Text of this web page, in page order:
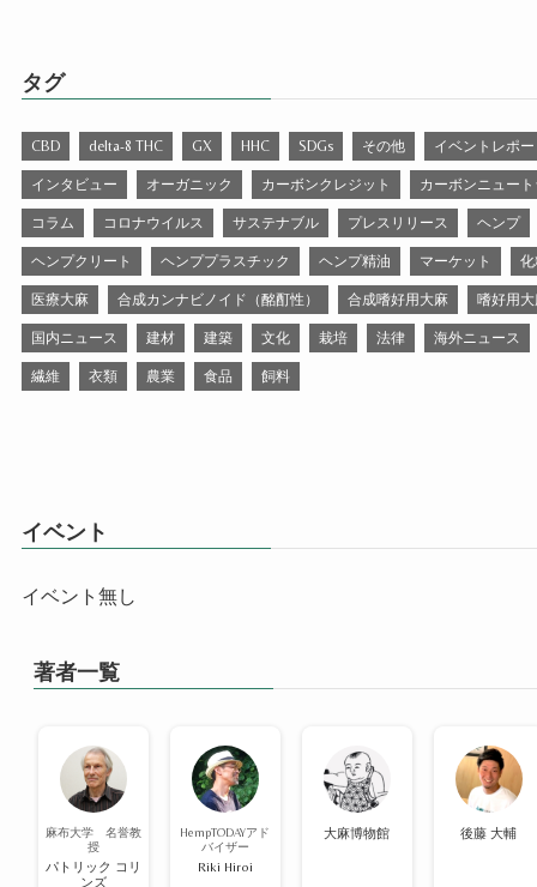
タグ
CBD delta-8 THC GX HHC SDGs その他 イベントレポ
インタビュー オーガニック カーボンクレジット カーボンニュー
コラム コロナウイルス サステナブル プレスリリース ヘンプ
ヘンプクリート ヘンププラスチック ヘンプ精油 マーケット
医療大麻 合成カンナビノイド（酩酊性） 合成嗜好用大麻 嗜好用
国内ニュース 建材 建築 文化 栽培 法律 海外ニュース
繊維 衣類 農業 食品 飼料
イベント
イベント無し
著者一覧
麻布大学 名誉教
授
パトリック コリ
ンズ
HempTODAYアド
バイザー
Riki Hiroi
大麻博物館 後藤 大輔